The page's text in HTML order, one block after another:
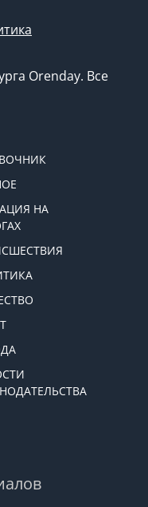
Orenday. Все
НА